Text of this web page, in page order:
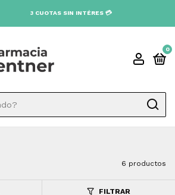
3 CUOTAS SIN INTÉRES 💳
0
6 productos
FILTRAR